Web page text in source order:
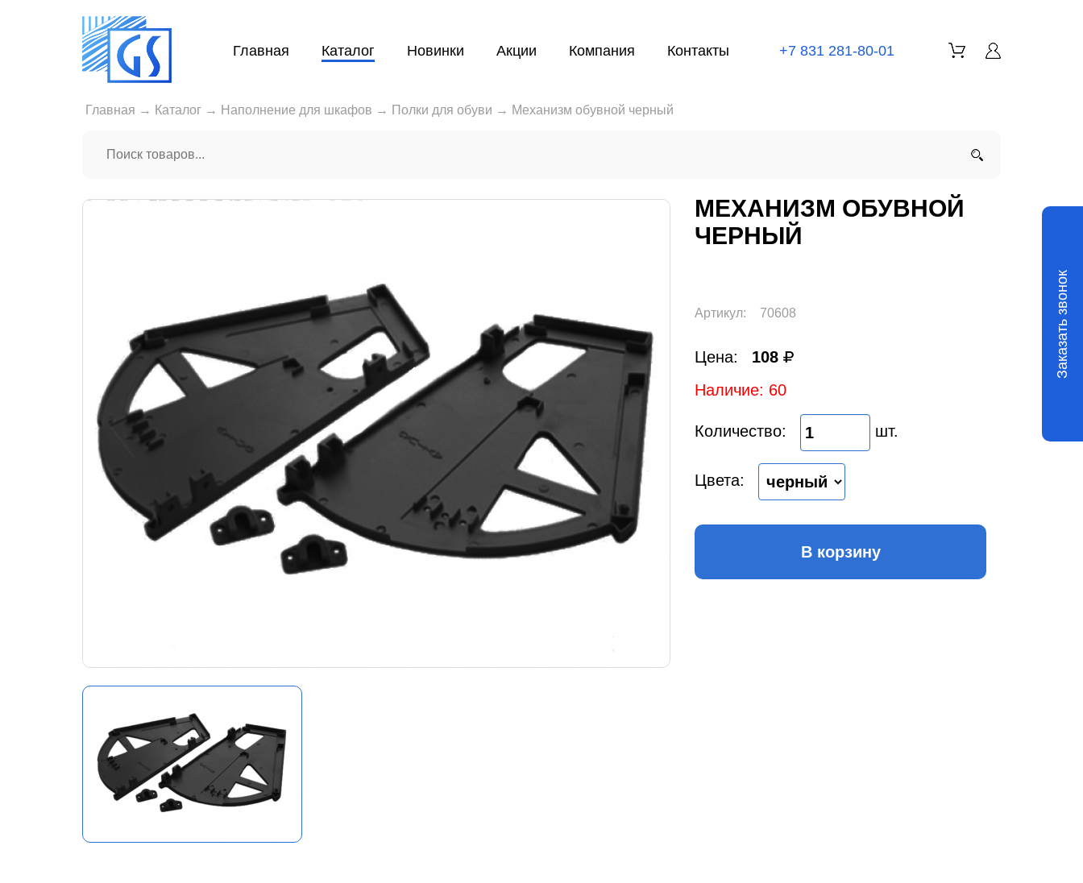
Главная Каталог Новинки Акции Компания Контакты +7 831 281-80-01
Главная → Каталог → Наполнение для шкафов → Полки для обуви → Механизм обувной черный
МЕХАНИЗМ ОБУВНОЙ
ЧЕРНЫЙ
Артикул: 70608
Цена:
108
Наличие: 60
Количество: шт.
Цвета:
В корзину
Заказать звонок